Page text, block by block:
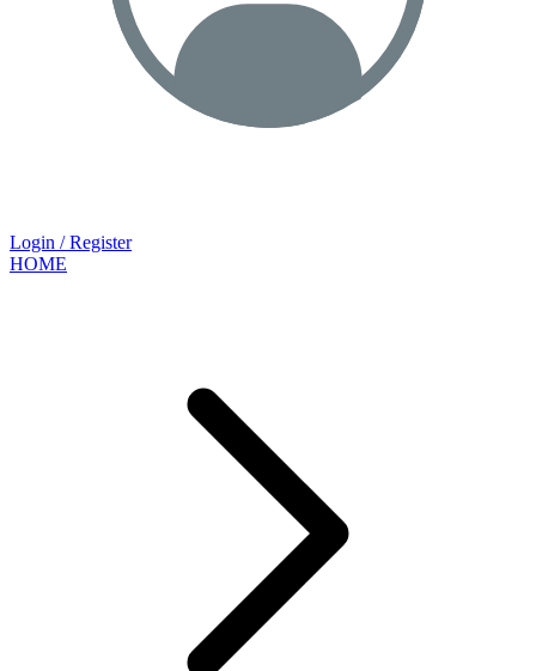
Login / Register
HOME